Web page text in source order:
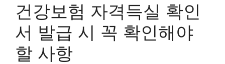
건강보험 자격득실 확인
서 발급 시 꼭 확인해야
할 사항